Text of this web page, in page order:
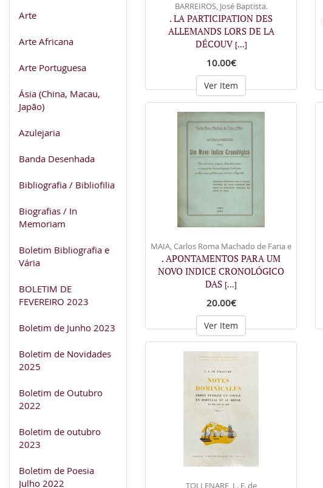
Arte
Arte Africana
Arte Portuguesa
Ásia (China, Macau,
Japão)
Azulejaria
Banda Desenhada
Bibliografia / Bibliofilia
Biografias / In
Memoriam
Boletim Bibliografia e
Vária
BOLETIM DE
FEVEREIRO 2023
Boletim de Junho 2023
Boletim de Novidades
2025
Boletim de Outubro
2022
Boletim de outubro
2023
Boletim de Poesia
Julho 2022
BARREIROS, José Baptista.
. LA PARTICIPATION DES
ALLEMANDS LORS DE LA
DÉCOUV [...]
10.00€
Ver Item
MAIA, Carlos Roma Machado de Faria e
. APONTAMENTOS PARA UM
NOVO INDICE CRONOLÓGICO
DAS [...]
20.00€
Ver Item
TOLLENARE, L. F. de